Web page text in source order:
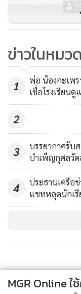
นายเอกชัย เอี่ยมสอ
ข่าวในหมว
1
พ่อ น้องกะเพร
เชื่อโรงเรียนดู
2
3
บรรยากาศรับ
บำเพ็ญกุศลวั
4
ประธานเครือ
แชทหลุดนักเรี
MGR Online